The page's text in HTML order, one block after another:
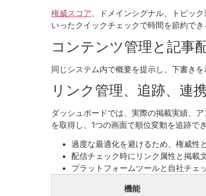
権威スコア、ドメインシグナル、トピッ
いったクイックチェックで時間を節約でき
コンテンツ管理と記事
同じシステム内で概要を提示し、下書き
リンク管理、追跡、連
ダッシュボードでは、実際の掲載実績、
を取得し、1つの画面で順位変動を追跡でき
過度な最適化を避けるため、権威性
配信チェック時にリンク属性と掲載
プラットフォームツールと自社チェ
機能